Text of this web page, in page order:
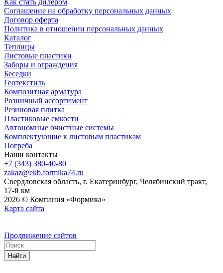
Соглашение на обработку персональных данных
Договор оферта
Политика в отношении персональных данных
Каталог
Теплицы
Листовые пластики
Заборы и ограждения
Беседки
Геотекстиль
Композитная арматура
Розничный ассортимент
Резиновая плитка
Пластиковые емкости
Автономные очистные системы
Комплектующие к листовым пластикам
Погреба
Наши контакты
+7 (343) 380-40-80
zakaz@ekb.formika74.ru
Свердловская область, г. Екатеринбург, Челябинский тракт,
17-й км
2026 © Компания «Формика»
Карта сайта
Продвижение сайтов
Найти